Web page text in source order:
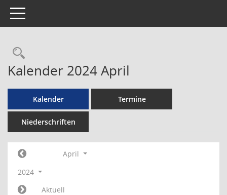
Toggle navigation
Rechercheauswahl
Kalender 2024 April
Kalender Termine
Niederschriften
April
2024
Aktuell